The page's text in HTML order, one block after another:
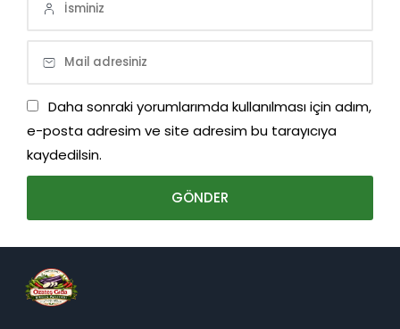
Daha sonraki yorumlarımda kullanılması için adım,
e-posta adresim ve site adresim bu tarayıcıya
kaydedilsin.